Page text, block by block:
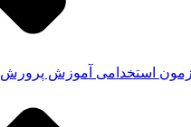
آزمون استخدامی آموزش پرورش